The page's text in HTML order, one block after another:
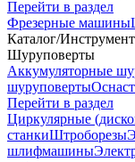
Перейти в раздел
Фрезерные машины
Каталог/
Шуруповерты
Аккумуляторные
шуруповерты
Перейти в раздел
Циркулярные
станкиШтроборезы
шлифмашины